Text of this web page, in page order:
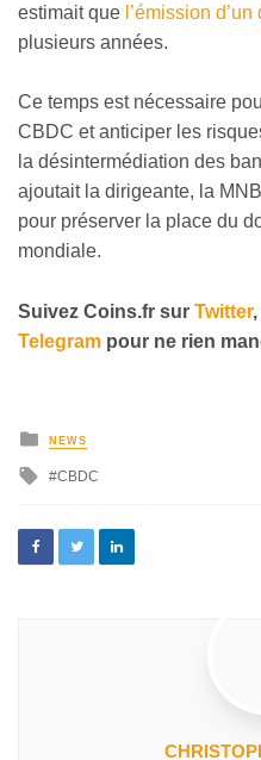
estimait que l’émission
plusieurs années.
Ce temps est nécessaire
CBDC et anticiper les
la désintermédiation des
ajoutait la dirigeante, la
pour préserver la place du
mondiale.
Suivez Coins.fr sur Twitter,
Telegram pour ne rien
NEWS
CBDC